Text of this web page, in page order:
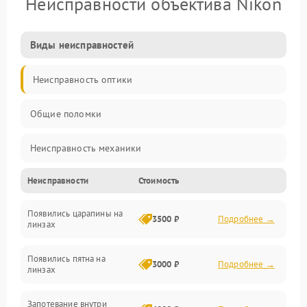
Виды неисправностей
Неисправность оптики
Общие поломки
Неисправность механики
Неисправность электроники (если объектив с мотором/
Прочие неисправности
Неисправности Стоимость
Появились царапины на
линзах
3500 ₽ Подробнее →
Появились пятна на
линзах
3000 ₽ Подробнее →
Запотевание внутри